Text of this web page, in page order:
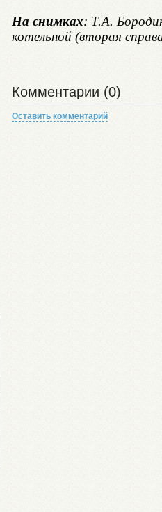
На снимках: Т.А.
котельной (вторая
Комментарии (0)
Оставить комментарий